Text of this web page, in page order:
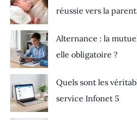
réussie vers la
Alternance : la
elle obligatoire ?
Quels sont les
service Infonet 5